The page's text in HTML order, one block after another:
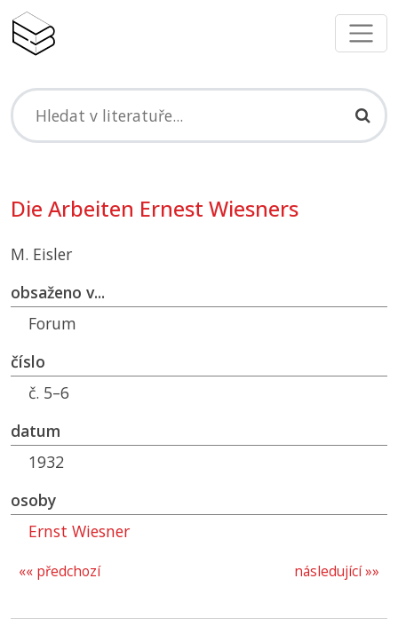
Die Arbeiten Ernest Wiesners
M. Eisler
obsaženo v...
Forum
číslo
č. 5–6
datum
1932
osoby
Ernst Wiesner
následující »»
«« předchozí